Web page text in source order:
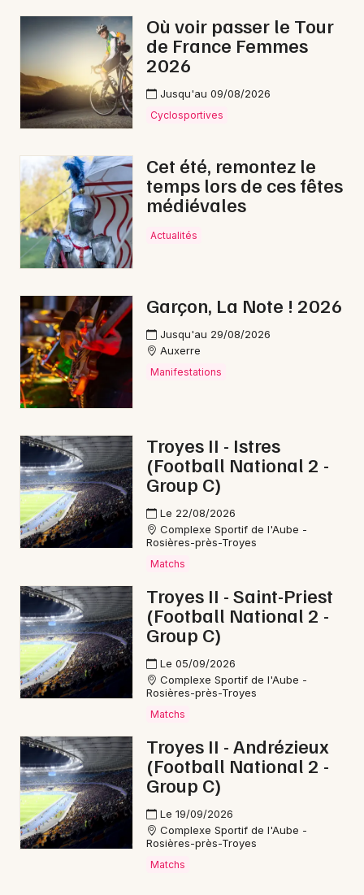
Où voir passer le Tour
de France Femmes
2026
Jusqu'au 09/08/2026
Cyclosportives
Cet été, remontez le
temps lors de ces fêtes
médiévales
Actualités
Garçon, La Note ! 2026
Jusqu'au 29/08/2026
Auxerre
Manifestations
Troyes II - Istres
(Football National 2 -
Group C)
Le 22/08/2026
Complexe Sportif de l'Aube -
Rosières-près-Troyes
Matchs
Troyes II - Saint-Priest
(Football National 2 -
Group C)
Le 05/09/2026
Complexe Sportif de l'Aube -
Rosières-près-Troyes
Matchs
Troyes II - Andrézieux
(Football National 2 -
Group C)
Le 19/09/2026
Complexe Sportif de l'Aube -
Rosières-près-Troyes
Matchs